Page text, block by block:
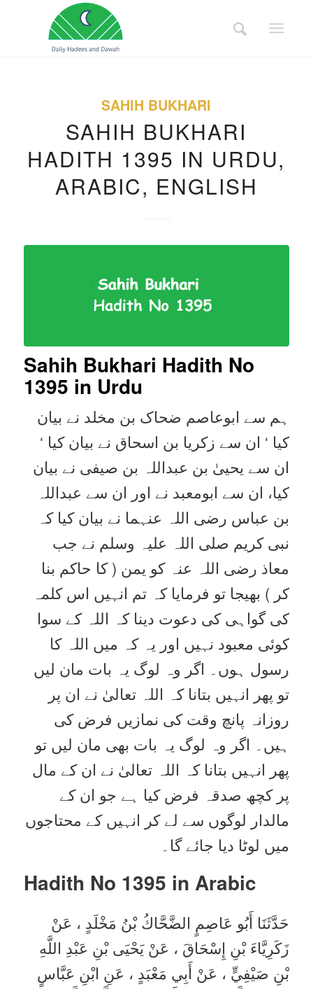
SAHIH BUKHARI
SAHIH BUKHARI
HADITH 1395 IN URDU,
ARABIC, ENGLISH
Sahih Bukhari Hadith No
1395 in Urdu
ہم سے ابوعاصم ضحاک بن مخلد نے بیان
کیا ‘ ان سے زکریا بن اسحاق نے بیان کیا ‘
ان سے یحییٰ بن عبداللہ بن صیفی نے بیان
کیا، ان سے ابومعبد نے اور ان سے عبداللہ
بن عباس رضی اللہ عنہما نے بیان کیا کہ
نبی کریم صلی اللہ علیہ وسلم نے جب
معاذ رضی اللہ عنہ کو یمن ( کا حاکم بنا
کر ) بھیجا تو فرمایا کہ تم انہیں اس کلمہ
کی گواہی کی دعوت دینا کہ اللہ کے سوا
کوئی معبود نہیں اور یہ کہ میں اللہ کا
رسول ہوں۔ اگر وہ لوگ یہ بات مان لیں
تو پھر انہیں بتانا کہ اللہ تعالیٰ نے ان پر
روزانہ پانچ وقت کی نمازیں فرض کی
ہیں۔ اگر وہ لوگ یہ بات بھی مان لیں تو
پھر انہیں بتانا کہ اللہ تعالیٰ نے ان کے مال
پر کچھ صدقہ فرض کیا ہے جو ان کے
مالدار لوگوں سے لے کر انہیں کے محتاجوں
میں لوٹا دیا جائے گا۔
Hadith No 1395 in Arabic
حَدَّثَنَا أَبُو عَاصِمٍ الضَّحَّاكُ بْنُ مَخْلَدٍ ، عَنْ
زَكَرِيَّاءَ بْنِ إِسْحَاقَ ، عَنْ يَحْيَى بْنِ عَبْدِ اللَّهِ
بْنِ صَيْفِيٍّ ، عَنْ أَبِي مَعْبَدٍ ، عَنِ ابْنِ عَبَّاسٍ